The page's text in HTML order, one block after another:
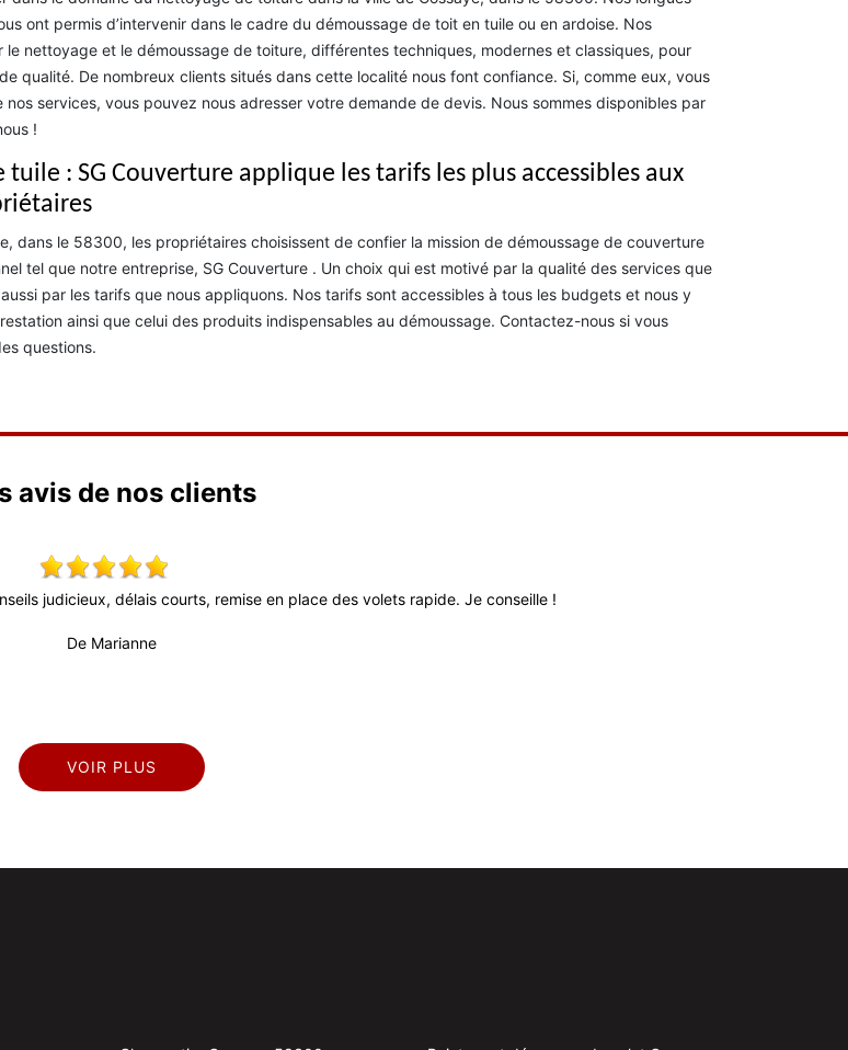
ont permis d’intervenir dans le cadre du démoussage de toit en tuile ou en ardoise. Nos
le nettoyage et le démoussage de toiture, différentes techniques, modernes et classiques, pour
qualité. De nombreux clients situés dans cette localité nous font confiance. Si, comme eux, vous
nos services, vous pouvez nous adresser votre demande de devis. Nous sommes disponibles par
!
tuile : SG Couverture applique les tarifs les plus accessibles aux
dans le 58300, les propriétaires choisissent de confier la mission de démoussage de couverture
tel que notre entreprise, SG Couverture . Un choix qui est motivé par la qualité des services que
par les tarifs que nous appliquons. Nos tarifs sont accessibles à tous les budgets et nous y
ainsi que celui des produits indispensables au démoussage. Contactez-nous si vous
questions.
avis de nos clients
judicieux, délais courts, remise en place des volets rapide. Je conseille !
De Marianne
VOIR PLUS